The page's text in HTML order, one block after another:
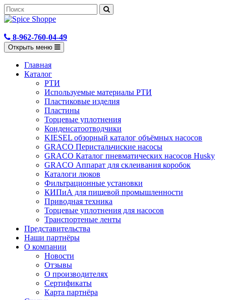
8-962-760-04-49
Открыть меню
Главная
Каталог
РТИ
Используемые материалы РТИ
Пластиковые изделия
Пластины
Торцевые уплотнения
Конденсатоотводчики
KIESEL обзорный каталог объёмных насосов
GRACO Перистальчиские насосы
GRACO Каталог пневматических насосов Husky
GRACO Аппарат для склеивания коробок
Каталоги люков
Фильтрационные установки
КИПиА для пищевой промышленности
Приводная техника
Торцевые уплотнения для насосов
Транспортеные ленты
Представительства
Наши партнёры
О компании
Новости
Отзывы
О производителях
Сертификаты
Карта партнёра